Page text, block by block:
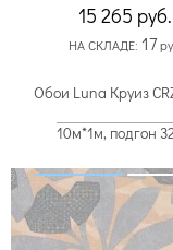
15 265 руб.
НА СКЛАДЕ: 17
Обои Luna Круиз
10м*1м, подгон